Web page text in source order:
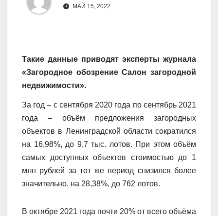
МАЙ 15, 2022
Такие данные приводят эксперты журнала
«Загородное обозрение Салон загородной
недвижимости».
За год – с сентября 2020 года по сентябрь 2021
года – объём предложения загородных
объектов в Ленинградской области сократился
на 16,98%, до 9,7 тыс. лотов. При этом объём
самых доступных объектов стоимостью до 1
млн рублей за тот же период снизился более
значительно, на 28,38%, до 762 лотов.
В октябре 2021 года почти 20% от всего объёма